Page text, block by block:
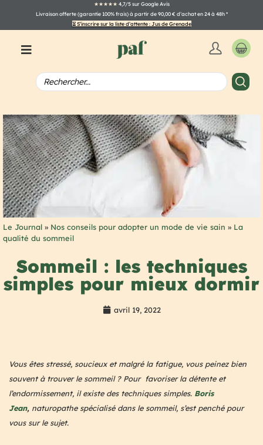
★★★★★ 4,7/5 sur Google Avis
Livraison offerte (garantie 100% frais) à partir de 90,00 € d’achat en 24 à 48h*
⏳ S’inscrire sur la liste d’attente : Jus de Grenade
Le Journal » Nos conseils pour adopter un mode de vie sain » La
qualité du sommeil
Sommeil : les techniques
simples pour mieux dormir
avril 19, 2022
Vous êtes stressé, soucieux et malgré la fatigue, vous peinez bien
souvent à trouver le sommeil ? Pour favoriser la détente et
l’endormissement, il existe des techniques simples. Boris
Jean, naturopathe spécialisé dans le sommeil, s’est penché pour
vous sur le sujet.